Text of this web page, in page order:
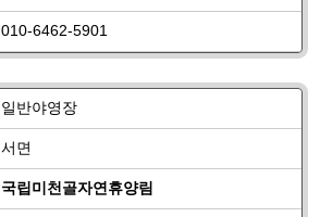
010-6462-5901
일반야영장
서면
국립미천골자연휴양림